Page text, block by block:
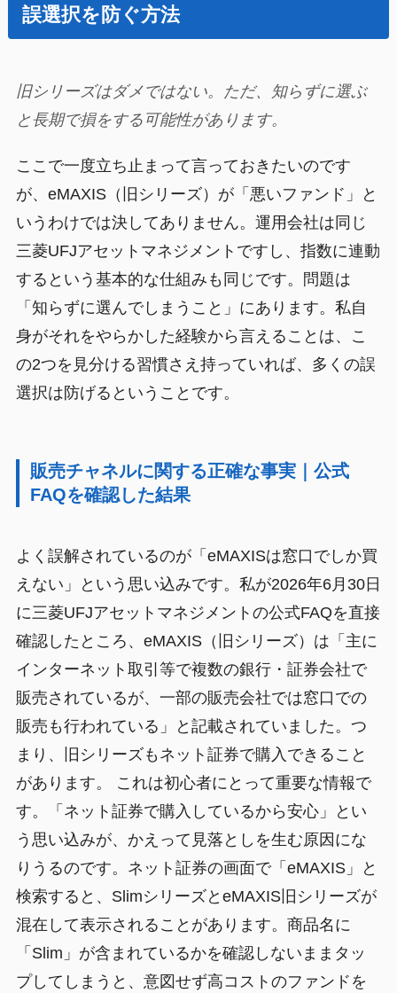
誤選択を防ぐ方法
旧シリーズはダメではない。ただ、知らずに選ぶ
と長期で損をする可能性があります。
ここで一度立ち止まって言っておきたいのです
が、eMAXIS（旧シリーズ）が「悪いファンド」と
いうわけでは決してありません。運用会社は同じ
三菱UFJアセットマネジメントですし、指数に連動
するという基本的な仕組みも同じです。問題は
「知らずに選んでしまうこと」にあります。私自
身がそれをやらかした経験から言えることは、こ
の2つを見分ける習慣さえ持っていれば、多くの誤
選択は防げるということです。
販売チャネルに関する正確な事実｜公式
FAQを確認した結果
よく誤解されているのが「eMAXISは窓口でしか買
えない」という思い込みです。私が2026年6月30日
に三菱UFJアセットマネジメントの公式FAQを直接
確認したところ、eMAXIS（旧シリーズ）は「主に
インターネット取引等で複数の銀行・証券会社で
販売されているが、一部の販売会社では窓口での
販売も行われている」と記載されていました。つ
まり、旧シリーズもネット証券で購入できること
があります。 これは初心者にとって重要な情報で
す。「ネット証券で購入しているから安心」とい
う思い込みが、かえって見落としを生む原因にな
りうるのです。ネット証券の画面で「eMAXIS」と
検索すると、SlimシリーズとeMAXIS旧シリーズが
混在して表示されることがあります。商品名に
「Slim」が含まれているかを確認しないままタッ
プしてしまうと、意図せず高コストのファンドを